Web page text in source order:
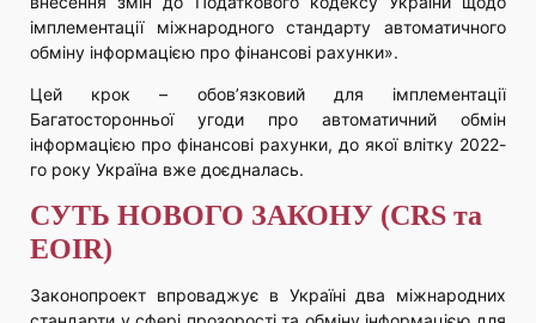
імплементації міжнародного стандарту автоматичного
обміну інформацією про фінансові рахунки».
Цей крок – обов’язковий для імплементації
Багатосторонньої угоди про автоматичний обмін
інформацією про фінансові рахунки, до якої влітку 2022-
го року Україна вже доєдналась.
СУТЬ НОВОГО ЗАКОНУ (СRS та
EOIR)
Законопроект впроваджує в Україні два міжнародних